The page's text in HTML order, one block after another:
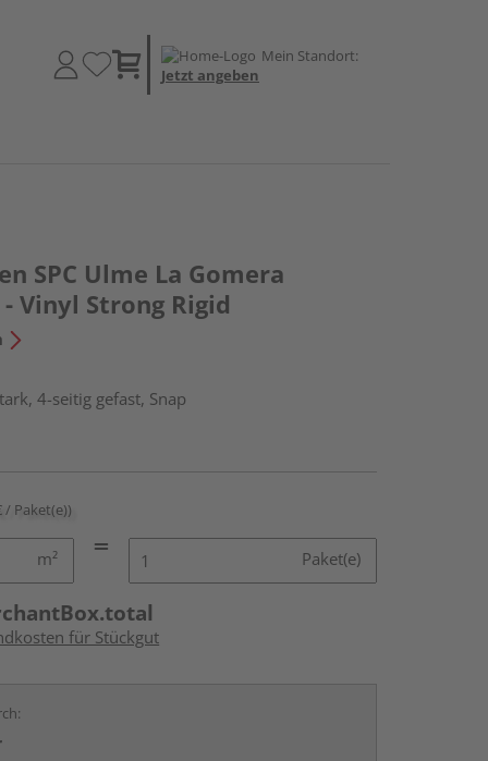
Mein Standort:
Jetzt angeben
SPC Ulme La Gomera
Vinyl Strong Rigid
4-seitig gefast, Snap
/ Paket(e))
m² Paket(e)
für Stückgut